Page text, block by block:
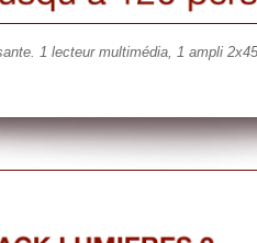
1 lecteur multimédia, 1 ampli